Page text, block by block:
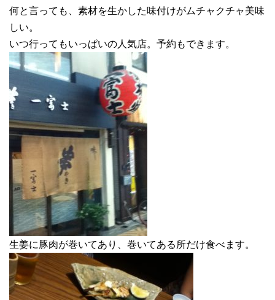
何と言っても、素材を生かした味付けがムチャクチャ美味
しい。
いつ行ってもいっぱいの人気店。予約もできます。
生姜に豚肉が巻いてあり、巻いてある所だけ食べます。